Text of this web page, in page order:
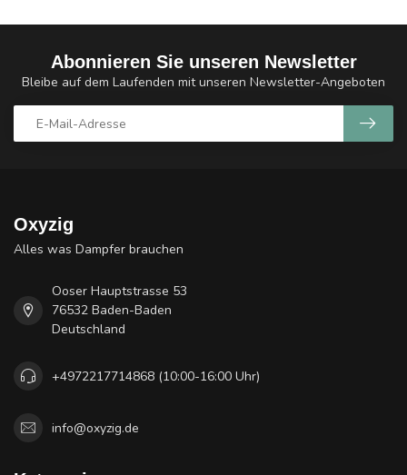
Abonnieren Sie unseren Newsletter
Bleibe auf dem Laufenden mit unseren Newsletter-Angeboten
Oxyzig
Alles was Dampfer brauchen
Ooser Hauptstrasse 53
76532 Baden-Baden
Deutschland
+4972217714868 (10:00-16:00 Uhr)
info@oxyzig.de